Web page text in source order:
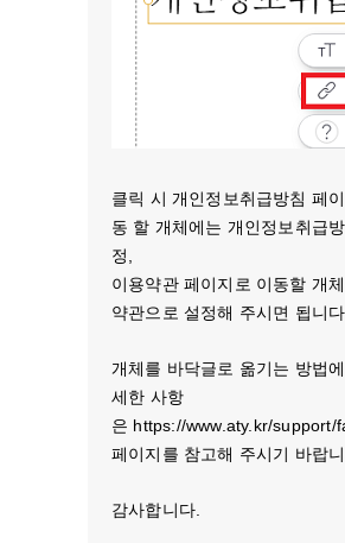
클릭 시 개인정보취급방침 페
동 할 개체에는 개인정보취급
정,
이용약관 페이지로 이동할 개
약관으로 설정해 주시면 됩니
개체를 바닥글로 옮기는 방법
세한 사항
은 https://www.aty.kr/support/
페이지를 참고해 주시기 바랍
감사합니다.